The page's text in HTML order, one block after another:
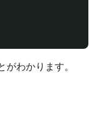
わかります。